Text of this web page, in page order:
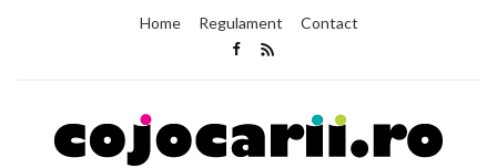
Home Regulament Contact